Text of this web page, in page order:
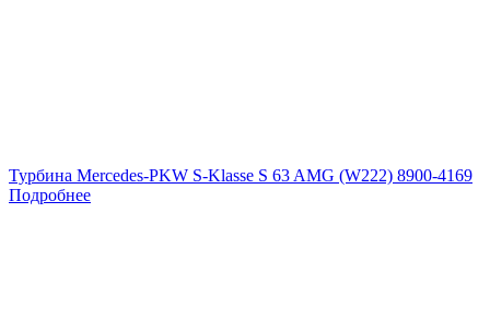
Турбина Mercedes-PKW S-Klasse S 63 AMG (W222) 8900-4169
Подробнее